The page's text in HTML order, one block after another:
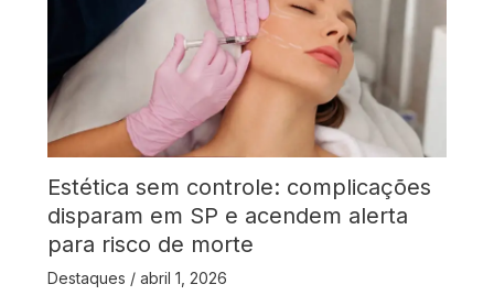
Estética sem controle: complicações
disparam em SP e acendem alerta
para risco de morte
Destaques / abril 1, 2026